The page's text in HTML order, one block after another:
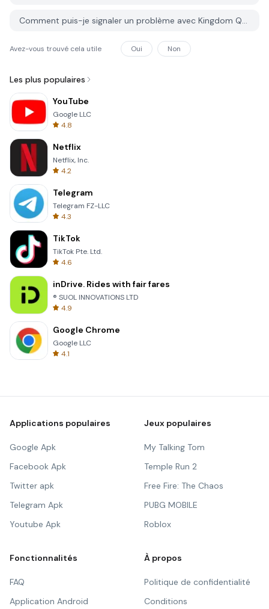
Comment puis-je signaler un problème avec Kingdom Quest - Idle RPG sur PGYER APK HUB?
Avez-vous trouvé cela utile Oui Non
Les plus populaires
YouTube
Google LLC
4.8
Netflix
Netflix, Inc.
4.2
Telegram
Telegram FZ-LLC
4.3
TikTok
TikTok Pte. Ltd.
4.6
inDrive. Rides with fair fares
® SUOL INNOVATIONS LTD
4.9
Google Chrome
Google LLC
4.1
Applications populaires
Google Apk
Facebook Apk
Twitter apk
Telegram Apk
Youtube Apk
Jeux populaires
My Talking Tom
Temple Run 2
Free Fire: The Chaos
PUBG MOBILE
Roblox
Fonctionnalités
FAQ
Application Android
À propos
Politique de confidentialité
Conditions